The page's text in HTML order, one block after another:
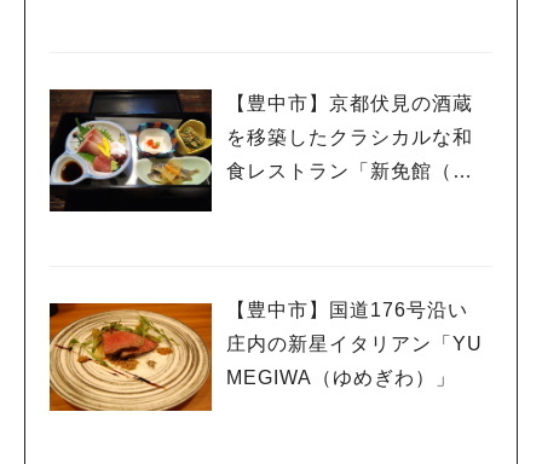
【豊中市】京都伏見の酒蔵
を移築したクラシカルな和
食レストラン「新免館（し
【豊中市】国道176号沿い
庄内の新星イタリアン「YU
MEGIWA（ゆめぎわ）」